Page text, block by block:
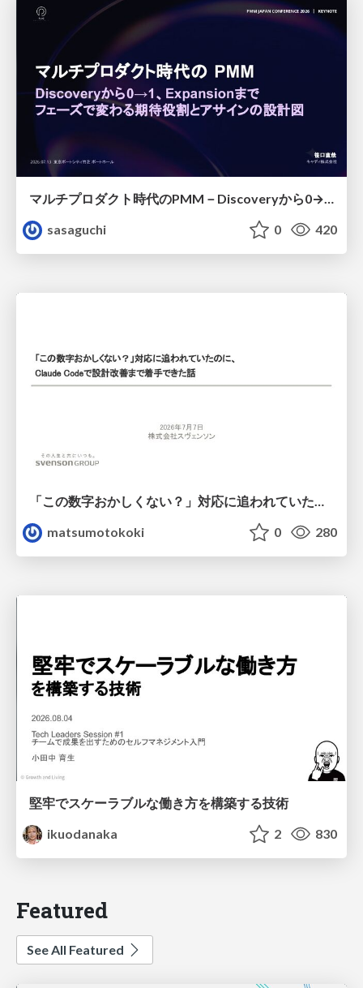
マルチプロダクト時代のPMM－Discoveryから0→1、Expansionまで フェーズで変わる期待役割とアサインの設計図
sasaguchi
0 420
matsumotokoki
0 280
堅牢でスケーラブルな働き方を構築する技術
ikuodanaka
2 830
Featured
See All Featured